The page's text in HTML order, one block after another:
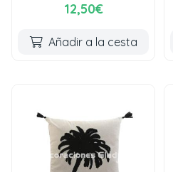
12,50€
Añadir a la cesta